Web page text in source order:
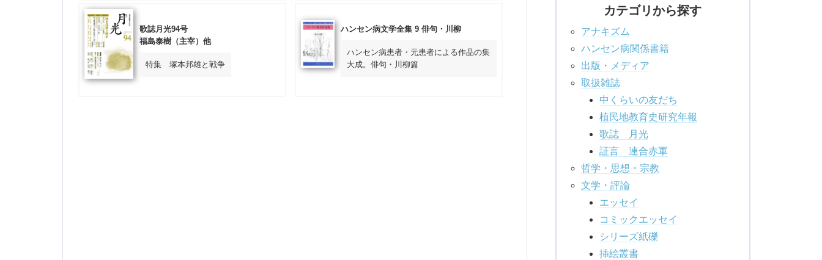
歌誌月光94号
福島泰樹（主宰）他
特集 塚本邦雄と戦争
ハンセン病文学全集 9 俳句・川柳
ハンセン病患者・元患者による作品の集
大成。俳句・川柳篇
カテゴリから探す
アナキズム
ハンセン病関係書籍
出版・メディア
取扱雑誌
中くらいの友だち
植民地教育史研究年報
歌誌 月光
証言 連合赤軍
哲学・思想・宗教
文学・評論
エッセイ
コミックエッセイ
シリーズ紙礫
挿絵叢書